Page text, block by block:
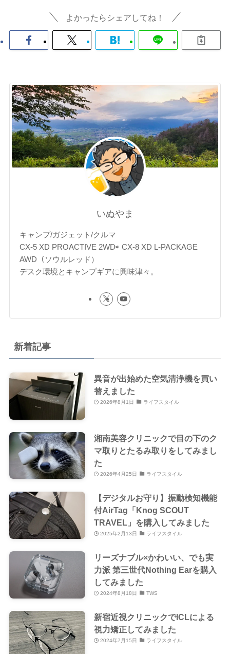
よかったらシェアしてね！
いぬやま
キャンプ/ガジェット/クルマ
CX-5 XD PROACTIVE 2WD⇨ CX-8 XD L-PACKAGE
AWD（ソウルレッド）
デスク環境とキャンプギアに興味津々。
新着記事
異音が出始めた空気清浄機を買い
替えました
2026年8月1日 ライフスタイル
湘南美容クリニックで目の下のク
マ取りとたるみ取りをしてみまし
た
2026年4月25日 ライフスタイル
【デジタルお守り】振動検知機能
付AirTag「Knog SCOUT
TRAVEL」を購入してみました
2025年2月13日 ライフスタイル
リーズナブル×かわいい、でも実
力派 第三世代Nothing Earを購入
してみました
2024年8月18日 TWS
新宿近視クリニックでICLによる
視力矯正してみました
2024年7月15日 ライフスタイル